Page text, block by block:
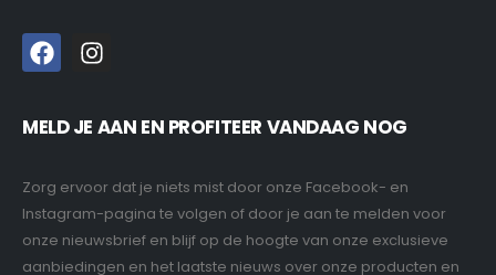
MELD JE AAN EN PROFITEER VANDAAG NOG
Zorg ervoor dat je niets mist door onze Facebook- en
Instagram-pagina te volgen of door je aan te melden voor
onze nieuwsbrief en blijf op de hoogte van onze exclusieve
aanbiedingen en het laatste nieuws over onze producten en